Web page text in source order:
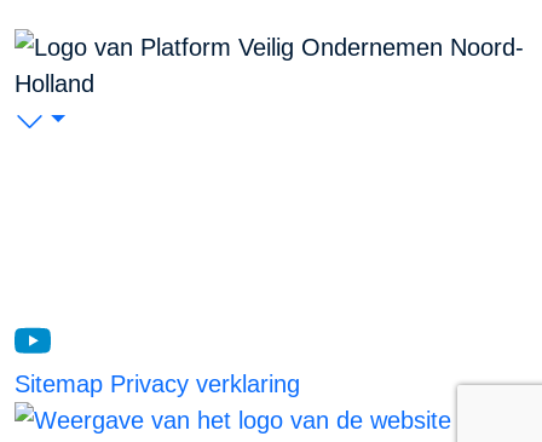
Sitemap Privacy verklaring